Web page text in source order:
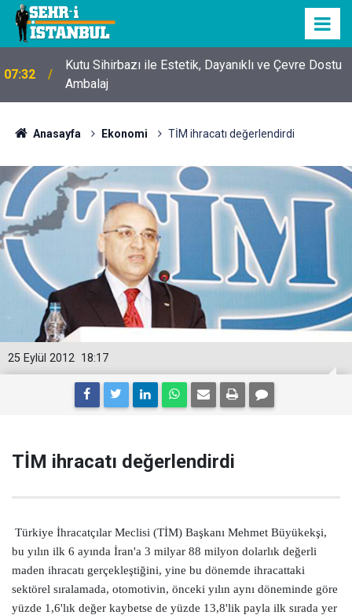
07:32
Kutu Sihirbazı ile Estetik, Dayanıklı ve Çevre Dostu
Ambalaj
Anasayfa Ekonomi TİM ihracatı değerlendirdi
18:17
25 Eylül 2012
TİM ihracatı değerlendirdi
Türkiye İhracatçılar Meclisi (TİM) Başkanı Mehmet Büyükekşi,
bu yılın ilk 6 ayında İran'a 3 milyar 88 milyon dolarlık değerli
maden ihracatı gerçekleştiğini, yine bu dönemde ihracattaki
sektörel sıralamada, otomotivin, önceki yılın aynı döneminde göre
yüzde 1,6'lık değer kaybetse de yüzde 13,8'lik payla ilk sırada yer